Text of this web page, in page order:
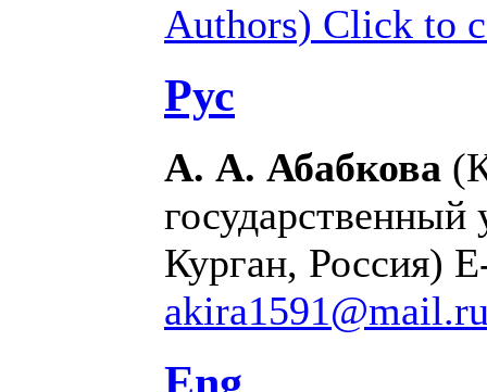
Authors) Click to
Рус
А. А. Абабкова
государственный
Курган, Россия)
Eng